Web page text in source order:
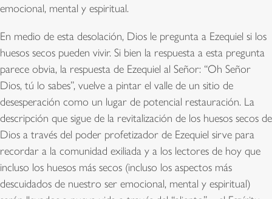
emocional, mental y espiritual.
En medio de esta desolación, Dios le pregunta a Ezequiel si los
huesos secos pueden vivir. Si bien la respuesta a esta pregunta
parece obvia, la respuesta de Ezequiel al Señor: “Oh Señor
Dios, tú lo sabes”, vuelve a pintar el valle de un sitio de
desesperación como un lugar de potencial restauración. La
descripción que sigue de la revitalización de los huesos secos de
Dios a través del poder profetizador de Ezequiel sirve para
recordar a la comunidad exiliada y a los lectores de hoy que
incluso los huesos más secos (incluso los aspectos más
descuidados de nuestro ser emocional, mental y espiritual)